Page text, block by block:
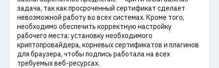
задача, так как просроченный сертификат сделает
невозможной работу во всех системах. Кроме того,
необходимо обеспечить корректную настройку
рабочего места: установку необходимого
криптопровайдера, корневых сертификатов и плагинов
для браузера, чтобы подпись работала на всех
требуемых веб-ресурсах.